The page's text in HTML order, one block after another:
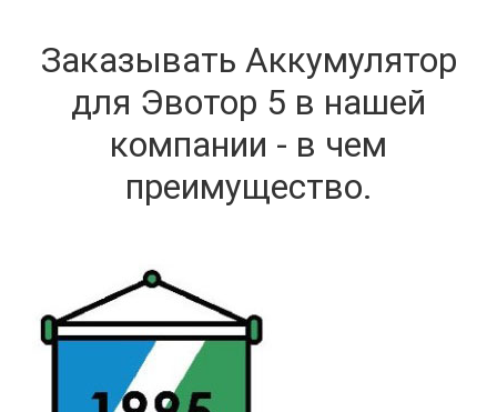
Заказывать Аккумулятор
для Эвотор 5 в нашей
компании - в чем
преимущество.